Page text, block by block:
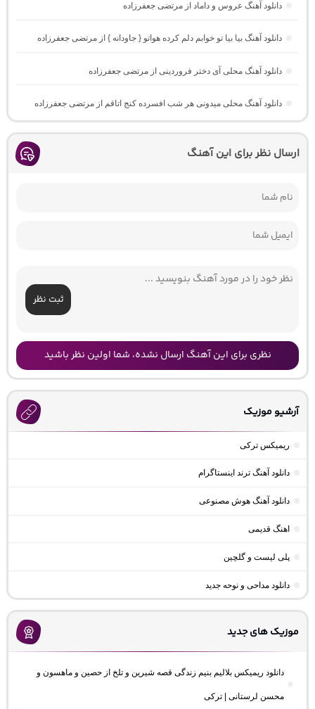
دانلود آهنگ عروس و داماد از مرتضی جعفرزاده
دانلود آهنگ بیا بیا تو خوابم دلم کرده هواتو { جاودانه } از مرتضی جعفرزاده
دانلود آهنگ محلی آی دختر فروردینی از مرتضی جعفرزاده
دانلود آهنگ محلی میدونی هر شب افسرده کنج اتاقم از مرتضی جعفرزاده
ارسال نظر برای این آهنگ
ثبت نظر
نظری برای این آهنگ ارسال نشده، شما اولین نظر باشید
آرشیو موزیک
ریمیکس ترکی
دانلود آهنگ ترند اینستاگرام
دانلود آهنگ هوش مصنوعی
اهنگ قدیمی
پلی لیست و گلچین
دانلود مداحی و نوحه جدید
موزیک های جدید
دانلود ریمیکس بلالیم بنیم زندگی قصه شیرین و تلخ از حصین و ماهسون و
محسن لرستانی | ترکی